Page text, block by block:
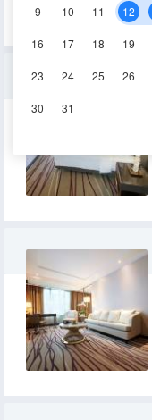
9 10 11 12
16 17 18 19
23 24 25 26
30 31